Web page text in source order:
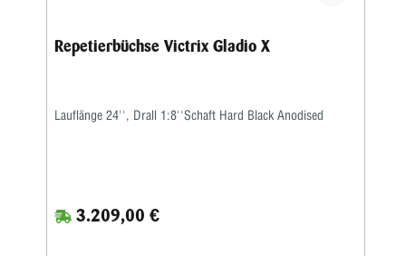
Repetierbüchse Victrix Gladio X
Lauflänge 24'', Drall 1:8''Schaft Hard Black Anodised
3.209,00 €